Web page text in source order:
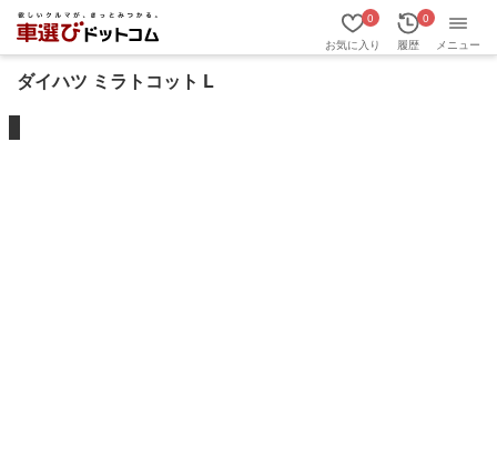
お気に入り
0
履歴
0
メニュー
ダイハツ ミラトコット L